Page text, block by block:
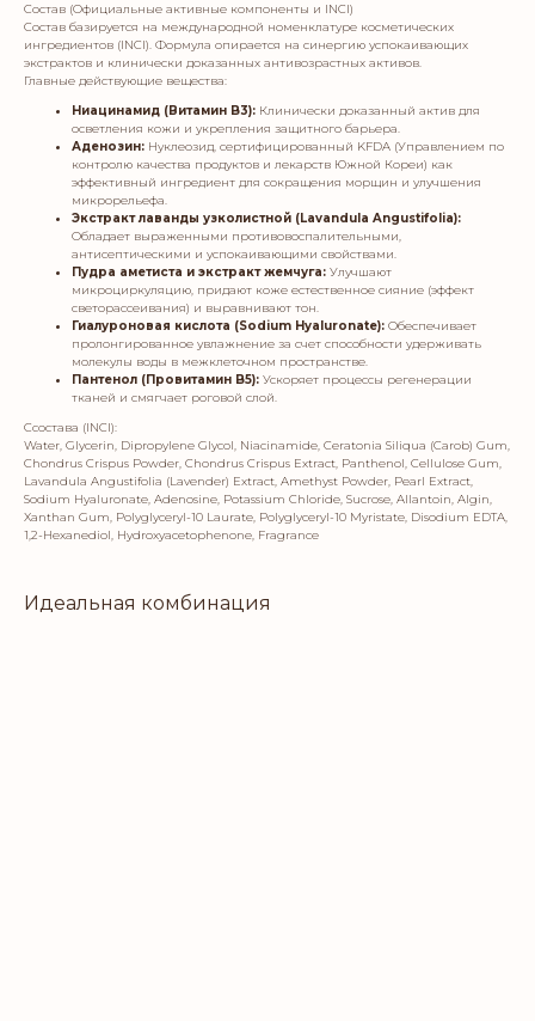
Состав (Официальные активные компоненты и INCI)
Состав базируется на международной номенклатуре косметических
ингредиентов (INCI). Формула опирается на синергию успокаивающих
экстрактов и клинически доказанных антивозрастных активов.
Главные действующие вещества:
Ниацинамид (Витамин B3): Клинически доказанный актив для
осветления кожи и укрепления защитного барьера.
Аденозин: Нуклеозид, сертифицированный KFDA (Управлением по
контролю качества продуктов и лекарств Южной Кореи) как
эффективный ингредиент для сокращения морщин и улучшения
микрорельефа.
Экстракт лаванды узколистной (Lavandula Angustifolia):
Обладает выраженными противовоспалительными,
антисептическими и успокаивающими свойствами.
Пудра аметиста и экстракт жемчуга: Улучшают
микроциркуляцию, придают коже естественное сияние (эффект
светорассеивания) и выравнивают тон.
Гиалуроновая кислота (Sodium Hyaluronate): Обеспечивает
пролонгированное увлажнение за счет способности удерживать
молекулы воды в межклеточном пространстве.
Пантенол (Провитамин B5): Ускоряет процессы регенерации
тканей и смягчает роговой слой.
Ссостава (INCI):
Water, Glycerin, Dipropylene Glycol, Niacinamide, Ceratonia Siliqua (Carob) Gum,
Chondrus Crispus Powder, Chondrus Crispus Extract, Panthenol, Cellulose Gum,
Lavandula Angustifolia (Lavender) Extract, Amethyst Powder, Pearl Extract,
Sodium Hyaluronate, Adenosine, Potassium Chloride, Sucrose, Allantoin, Algin,
Xanthan Gum, Polyglyceryl-10 Laurate, Polyglyceryl-10 Myristate, Disodium EDTA,
1,2-Hexanediol, Hydroxyacetophenone, Fragrance
Идеальная комбинация